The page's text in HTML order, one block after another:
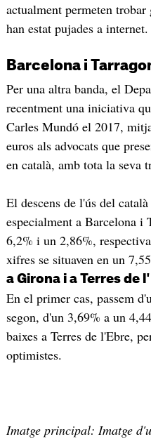
actualment permeten
han estat pujades a internet.
Barcelona i
Per una altra banda, el
recentment una iniciativa
Carles Mundó el 2017,
euros als advocats que
en català, amb tota la seva
El descens de l'ús del
especialment a Barcelona i
6,2% i un 2,86%,
xifres se situaven en un
a Girona i a Terres de
En el primer cas, passem
segon, d'un 3,69% a un
baixes a Terres de l'Ebre,
optimistes.
Imatge principal: Imatge